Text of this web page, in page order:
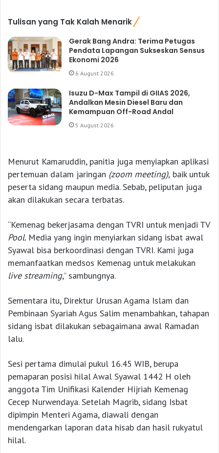
Tulisan yang Tak Kalah Menarik
Gerak Bang Andra: Terima Petugas
Pendata Lapangan Sukseskan Sensus
Ekonomi 2026
6 August 2026
Isuzu D-Max Tampil di GIIAS 2026,
Andalkan Mesin Diesel Baru dan
Kemampuan Off-Road Andal
5 August 2026
Menurut Kamaruddin, panitia juga menyiapkan aplikasi
pertemuan dalam jaringan (zoom meeting), baik untuk
peserta sidang maupun media. Sebab, peliputan juga
akan dilakukan secara terbatas.
“Kemenag bekerjasama dengan TVRI untuk menjadi TV
Pool. Media yang ingin menyiarkan sidang isbat awal
Syawal bisa berkoordinasi dengan TVRI. Kami juga
memanfaatkan medsos Kemenag untuk melakukan
live streaming,” sambungnya.
Sementara itu, Direktur Urusan Agama Islam dan
Pembinaan Syariah Agus Salim menambahkan, tahapan
sidang isbat dilakukan sebagaimana awal Ramadan
lalu.
Sesi pertama dimulai pukul 16.45 WIB, berupa
pemaparan posisi hilal Awal Syawal 1442 H oleh
anggota Tim Unifikasi Kalender Hijriah Kemenag
Cecep Nurwendaya. Setelah Magrib, sidang Isbat
dipimpin Menteri Agama, diawali dengan
mendengarkan laporan data hisab dan hasil rukyatul
hilal.